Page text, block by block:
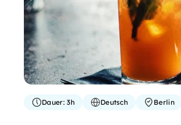
Dauer:3h Deutsch Berlin